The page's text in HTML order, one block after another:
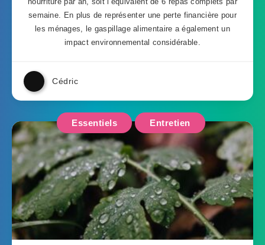
semaine. En plus de représenter une perte financière pour
les ménages, le gaspillage alimentaire a également un
impact environnemental considérable.
Cédric
Essentiels Entretien